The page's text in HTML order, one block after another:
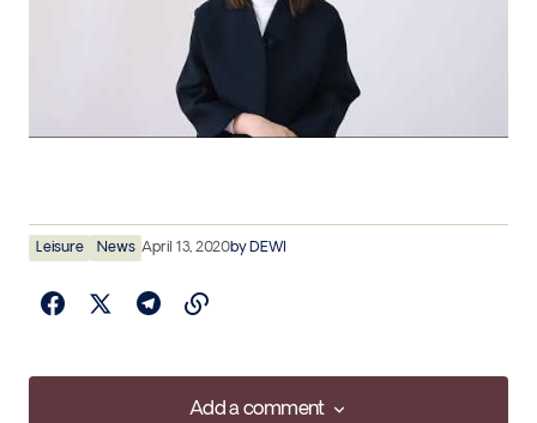
Leisure News April 13, 2020byDEWI
Add a comment